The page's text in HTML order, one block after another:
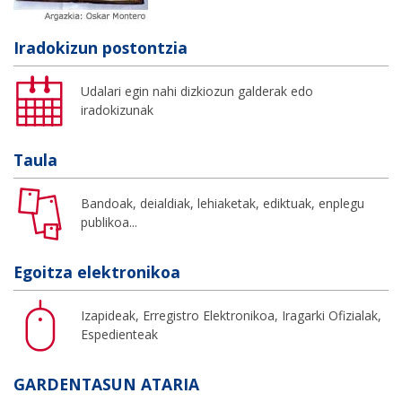
Iradokizun postontzia
Udalari egin nahi dizkiozun galderak edo
iradokizunak
Taula
Bandoak, deialdiak, lehiaketak, ediktuak, enplegu
publikoa...
Egoitza elektronikoa
Izapideak, Erregistro Elektronikoa, Iragarki Ofizialak,
Espedienteak
GARDENTASUN ATARIA